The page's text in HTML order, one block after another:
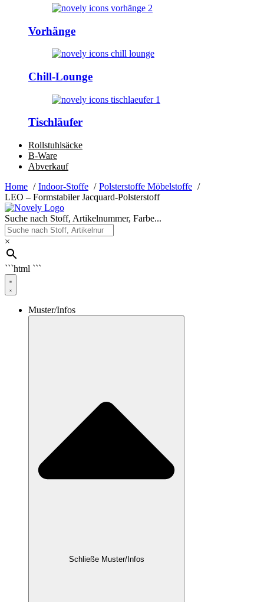
Vorhänge
Chill-Lounge
Tischläufer
Rollstuhlsäcke
B-Ware
Abverkauf
Home
Indoor-Stoffe
Polsterstoffe Möbelstoffe
LEO – Formstabiler Jacquard-Polsterstoff
Suche nach Stoff, Artikelnummer, Farbe...
×
```html ```
Muster/Infos
Schließe Muster/Infos